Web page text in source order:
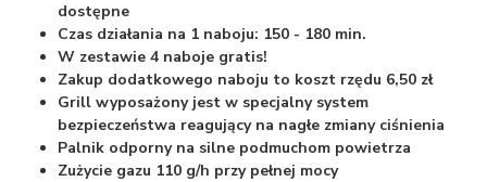
dostępne
Czas działania na 1 naboju: 150 - 180 min.
W zestawie 4 naboje gratis!
Zakup dodatkowego naboju to koszt rzędu 6,50 zł
Grill wyposażony jest w specjalny system
bezpieczeństwa reagujący na nagłe zmiany ciśnienia
Palnik odporny na silne podmuchom powietrza
Zużycie gazu 110 g/h przy pełnej mocy